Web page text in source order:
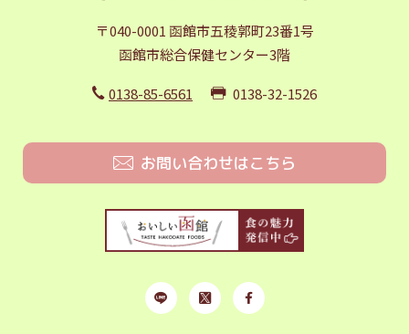
〒040-0001 函館市五稜郭町23番1号
函館市総合保健センター3階
0138-85-6561 0138-32-1526
お問い合わせはこちら